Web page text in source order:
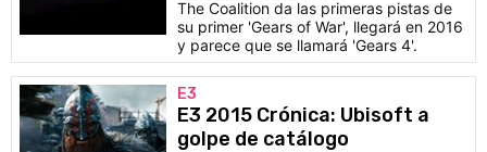
The Coalition da las primeras pistas de
su primer 'Gears of War', llegará en 2016
y parece que se llamará 'Gears 4'.
E3
E3 2015 Crónica: Ubisoft a
golpe de catálogo